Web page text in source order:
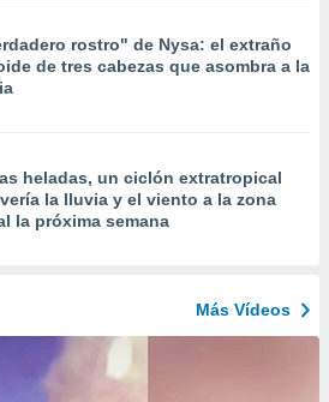
rostro" de Nysa: el extraño
de tres cabezas que asombra a la
heladas, un ciclón extratropical
la lluvia y el viento a la zona
la próxima semana
Más Vídeos